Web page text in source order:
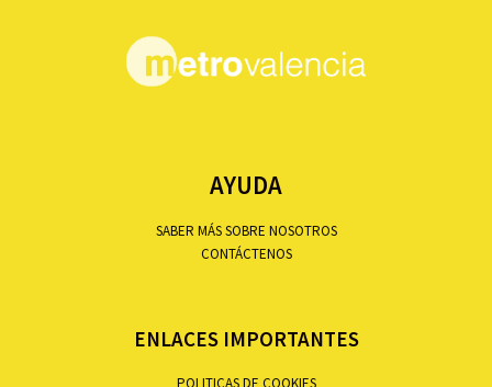
AYUDA
SABER MÁS SOBRE NOSOTROS
CONTÁCTENOS
ENLACES IMPORTANTES